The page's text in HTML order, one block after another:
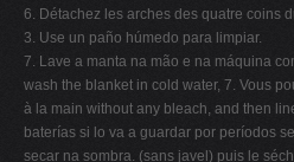
6. Détachez les arches des quatre coins
3. Use un paño húmedo para limpiar.
7. Lave a manta na mão e na máquina
wash the blanket in cold water, 7. Vous
à la main without any bleach, and then
baterías si lo va a guardar por períodos
secar na sombra. (sans javel) puis le